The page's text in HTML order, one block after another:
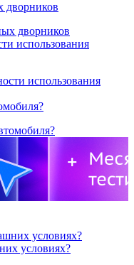
дворников
использования
условиях?